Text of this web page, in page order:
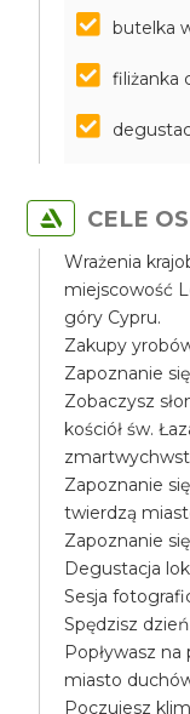
butelka
filiżanka
CELE
Wrażenia
miejscowość
góry Cypru.
Zakupy
Zapoznanie
Zobaczysz
kościół św.
Zapoznanie
twierdzą
Zapoznanie
Degustacja
Sesja
Spędzisz
Popływasz
miasto
Poczujesz